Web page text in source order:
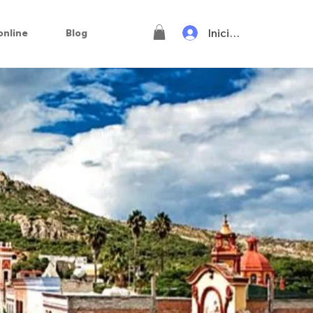
Blog Iniciar sesión